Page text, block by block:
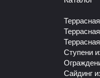
Ступени
Сайдинг